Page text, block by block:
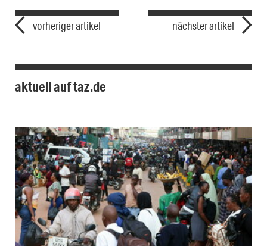
vorheriger artikel nächster artikel
aktuell auf taz.de